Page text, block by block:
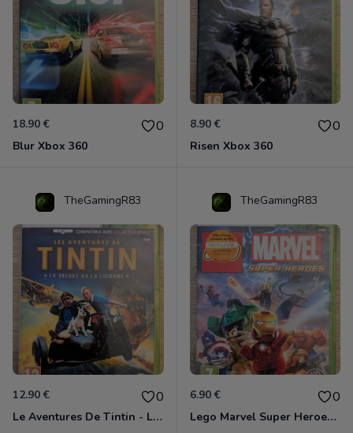
18.90 € 0
Blur Xbox 360
8.90 € 0
Risen Xbox 360
TheGamingR83
12.90 € 0
Le Aventures De Tintin - Le Secret De La Licorne Xbox 360
TheGamingR83
6.90 € 0
Lego Marvel Super Heroes Xbox 360